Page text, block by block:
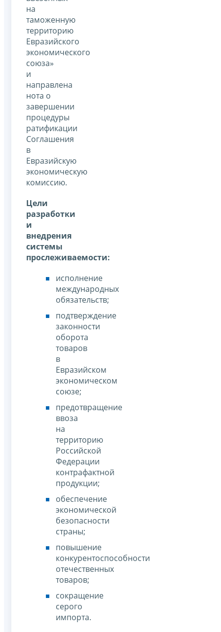
на
таможенную
территорию
Евразийского
экономического
союза»
и
направлена
нота о
завершении
процедуры
ратификации
Соглашения
в
Евразийскую
экономическую
комиссию.
Цели
разработки
и
внедрения
системы
прослеживаемости:
исполнение
международных
обязательств;
подтверждение
законности
оборота
товаров
в
Евразийском
экономическом
союзе;
предотвращение
ввоза
на
территорию
Российской
Федерации
контрафактной
продукции;
обеспечение
экономической
безопасности
страны;
повышение
конкурентоспособности
отечественных
товаров;
сокращение
серого
импорта.